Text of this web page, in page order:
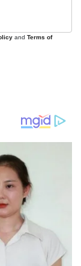
and Terms of